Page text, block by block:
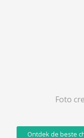
Foto
Ontdek de beste